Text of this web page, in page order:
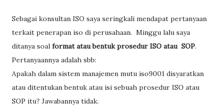
Sebagai konsultan ISO saya seringkali mendapat pertanyaan
terkait penerapan iso di perusahaan. Minggu lalu saya
ditanya soal format atau bentuk prosedur ISO atau SOP.
Pertanyaannya adalah sbb:
Apakah dalam sistem manajemen mutu iso9001 disyaratkan
atau ditentukan bentuk atau isi sebuah prosedur ISO atau
SOP itu? Jawabannya tidak.